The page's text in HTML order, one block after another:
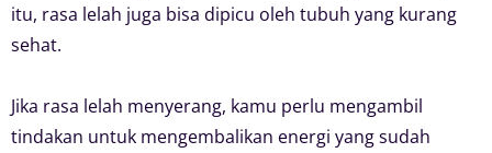
itu, rasa lelah juga bisa dipicu oleh tubuh yang kurang
sehat.
Jika rasa lelah menyerang, kamu perlu mengambil
tindakan untuk mengembalikan energi yang sudah